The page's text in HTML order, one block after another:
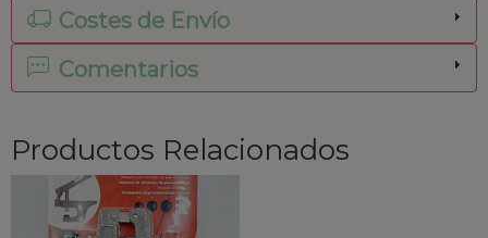
Costes de Envío
Comentarios
Productos Relacionados